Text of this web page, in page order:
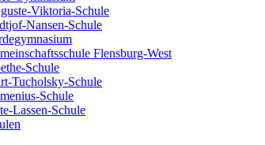
Viktoria-Schule
Nansen-Schule
Flensburg-West
Schule
Tucholsky-Schule
Schule
Lassen-Schule